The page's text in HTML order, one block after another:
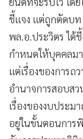
ชี้แจง แต่ถูกตัดบท
พล.อ.ประวิตร ได้
กำหนดให้บุคคลม
แต่เรื่องของการถ
อำนาจการสอบสว
เรื่องของงบประ
อยู่ในขั้นตอนการพิ